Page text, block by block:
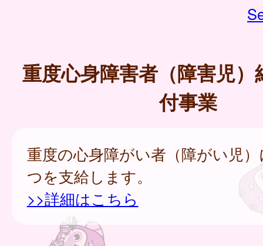
重度心身障害者（障害児
付事業
重度の心身障がい者（障がい児
つを支給します。
>>詳細はこちら